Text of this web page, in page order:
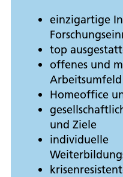
einzigartige
top
offenes und
Arbeitsumfeld
Homeoffice
und Ziele
individuelle